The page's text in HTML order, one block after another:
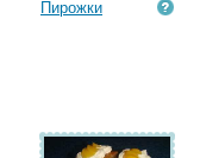
Пирожки